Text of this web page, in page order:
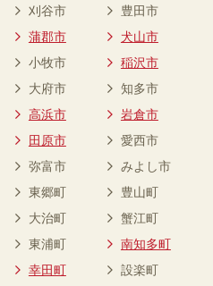
刈谷市
豊田市
蒲郡市
犬山市
小牧市
稲沢市
大府市
知多市
高浜市
岩倉市
田原市
愛西市
弥富市
みよし市
東郷町
豊山町
大治町
蟹江町
東浦町
南知多町
幸田町
設楽町